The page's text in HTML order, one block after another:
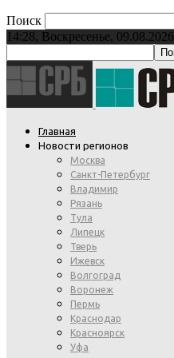
Поиск
14:28, Воскресенье, 09.08.2026
Главная
Новости регионов
Москва
Санкт-Петербург
Владимир
Рязань
Тула
Липецк
Тверь
Ижевск
Волгоград
Воронеж
Пермь
Краснодар
Красноярск
Уфа